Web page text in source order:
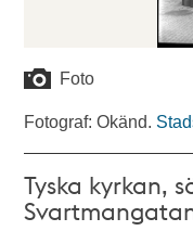
Foto
Fotograf: Okänd.
Tyska kyrkan,